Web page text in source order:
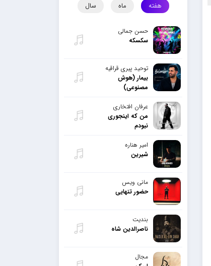
هفته ماه سال
حسن جمالی
سکسکه
توحید پیری قراقیه
بیمار (هوش
مصنوعی)
عرفان افتخاری
من که اینجوری
نبودم
امیر هناره
شیرین
مانی ویس
حضور تنهایی
بندیت
ناصرالدین شاه
مجال